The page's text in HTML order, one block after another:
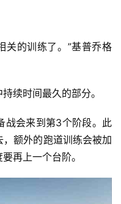
关的训练了。”基普乔格
续时间最久的部分。
战会来到第3个阶段。此
额外的跑道训练会被加
再上一个台阶。